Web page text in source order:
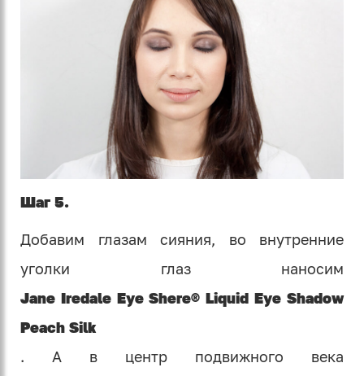
Шаг 5.
Добавим глазам сияния, во внутренние
уголки глаз наносим
Jane Iredale Eye Shere® Liquid Eye Shadow
Peach Silk
. А в центр подвижного века